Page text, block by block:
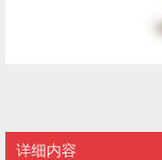
详细内容